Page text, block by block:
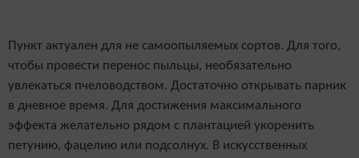
Пункт актуален для не самоопыляемых сортов. Для того,
чтобы провести перенос пыльцы, необязательно
увлекаться пчеловодством. Достаточно открывать парник
в дневное время. Для достижения максимального
эффекта желательно рядом с плантацией укоренить
петунию, фацелию или подсолнух. В искусственных